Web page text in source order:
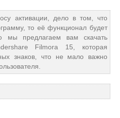
активации, дело в том, что
то её функционал будет
мы предлагаем вам скачать
Filmora 15, которая
знаков, что не мало важно